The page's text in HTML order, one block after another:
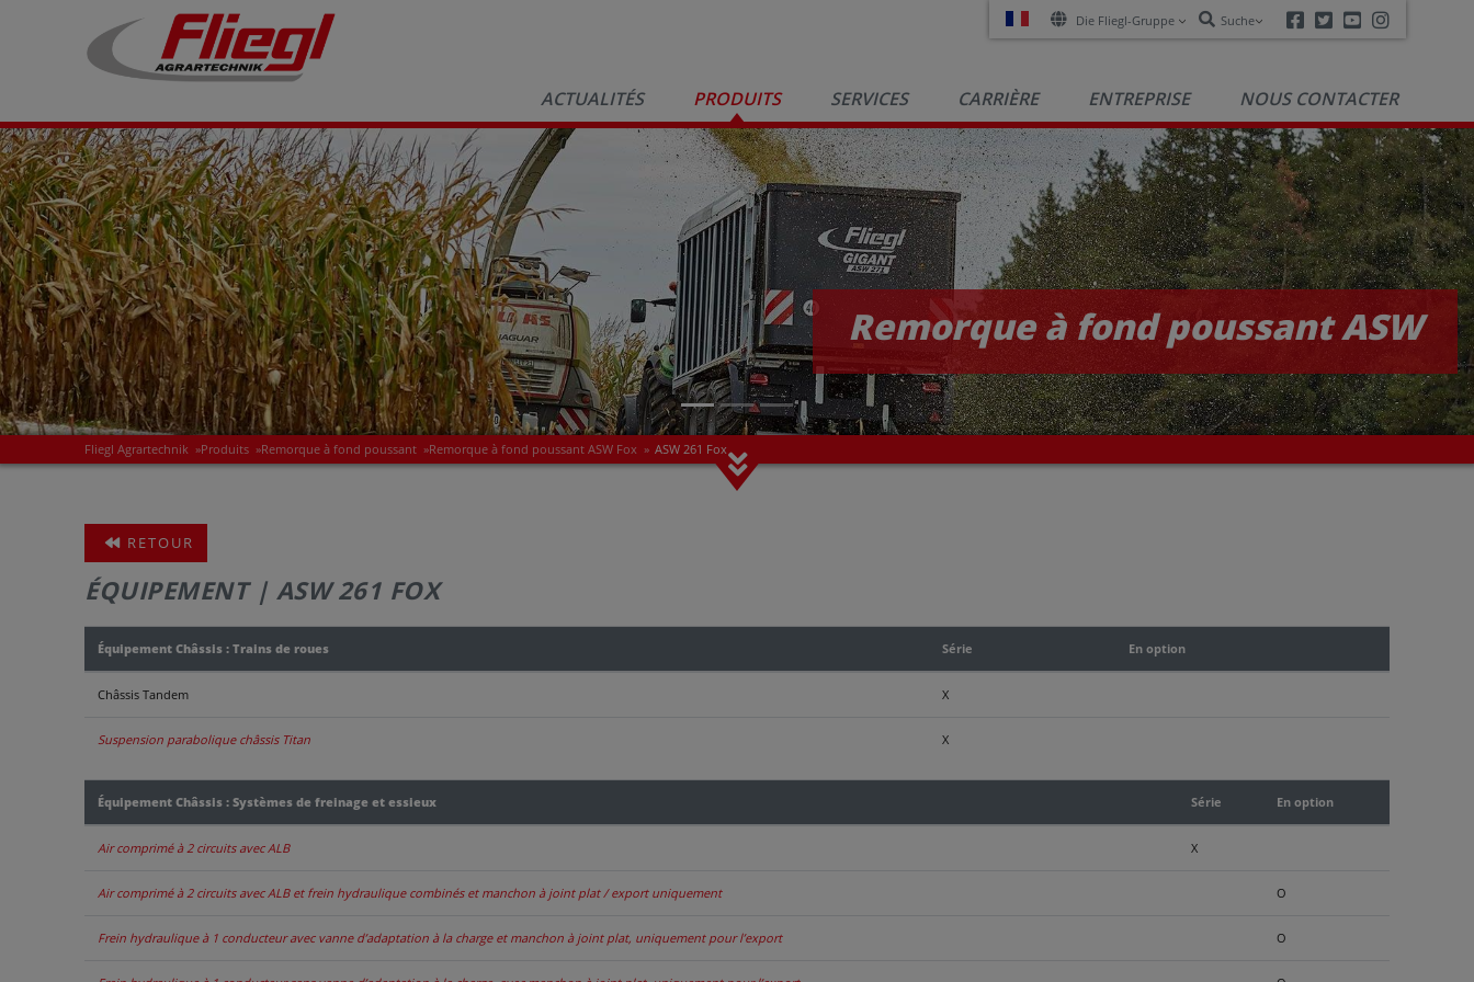
Die Fliegl-Gruppe Suche Facebook
TwitterYoutube
ACTUALITÉS PRODUITS SERVICES CARRIÈRE ENTREPRISE NOUS CONTACTER
Remorque à fond poussant ASW
Fliegl Agrartechnik »Produits »Remorque à fond poussant »Remorque à fond poussant ASW Fox » ASW 261 Fox
RETOUR
ÉQUIPEMENT | ASW 261 FOX
Équipement Châssis : Trains de roues Série En option
Châssis Tandem X
Suspension parabolique châssis Titan X
Équipement Châssis : Systèmes de freinage et essieux Série En option
Air comprimé à 2 circuits avec ALB X
Air comprimé à 2 circuits avec ALB et frein hydraulique combinés et manchon à joint plat / export uniquement O
Frein hydraulique à 1 conducteur avec vanne d’adaptation à la charge et manchon à joint plat, uniquement pour l’export O